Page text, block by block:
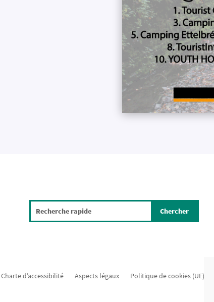
Charte d’accessibilité Aspects légaux Politique de cookies (UE)